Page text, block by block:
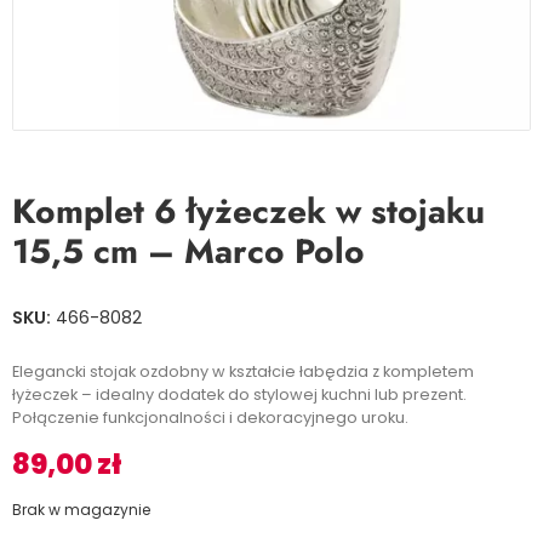
Komplet 6 łyżeczek w stojaku
15,5 cm – Marco Polo
SKU: 466-8082
Elegancki stojak ozdobny w kształcie łabędzia z kompletem
łyżeczek – idealny dodatek do stylowej kuchni lub prezent.
Połączenie funkcjonalności i dekoracyjnego uroku.
89,00zł
Brak w magazynie